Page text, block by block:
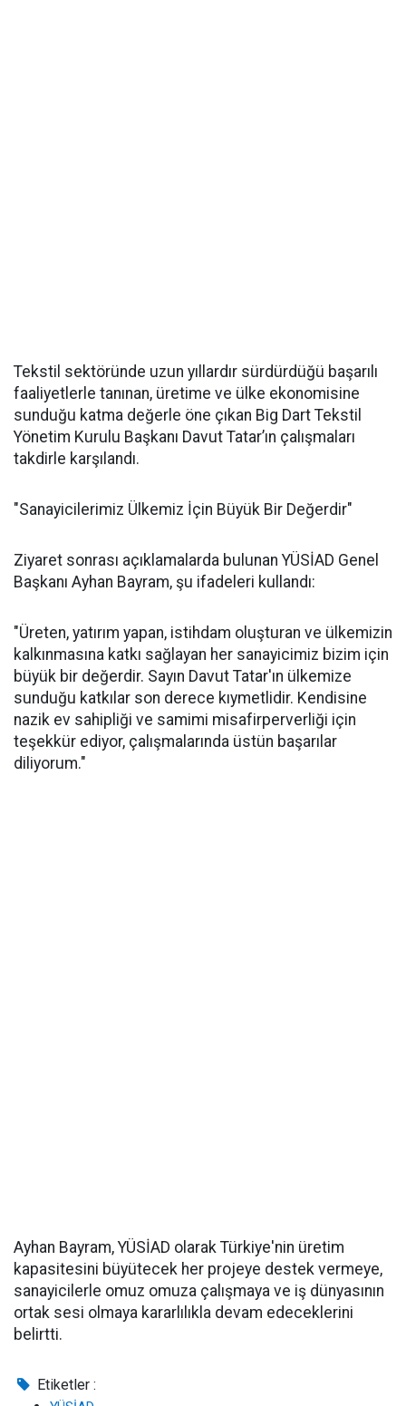
Tekstil sektöründe uzun yıllardır sürdürdüğü başarılı
faaliyetlerle tanınan, üretime ve ülke ekonomisine
sunduğu katma değerle öne çıkan Big Dart Tekstil
Yönetim Kurulu Başkanı Davut Tatar’ın çalışmaları
takdirle karşılandı.
"Sanayicilerimiz Ülkemiz İçin Büyük Bir Değerdir"
Ziyaret sonrası açıklamalarda bulunan YÜSİAD Genel
Başkanı Ayhan Bayram, şu ifadeleri kullandı:
"Üreten, yatırım yapan, istihdam oluşturan ve ülkemizin
kalkınmasına katkı sağlayan her sanayicimiz bizim için
büyük bir değerdir. Sayın Davut Tatar'ın ülkemize
sunduğu katkılar son derece kıymetlidir. Kendisine
nazik ev sahipliği ve samimi misafirperverliği için
teşekkür ediyor, çalışmalarında üstün başarılar
diliyorum."
Ayhan Bayram, YÜSİAD olarak Türkiye'nin üretim
kapasitesini büyütecek her projeye destek vermeye,
sanayicilerle omuz omuza çalışmaya ve iş dünyasının
ortak sesi olmaya kararlılıkla devam edeceklerini
belirtti.
Etiketler :